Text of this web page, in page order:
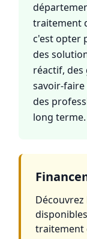
traitement
c'est opter
des
réactif,
savoir-faire
des
long terme.
traitement